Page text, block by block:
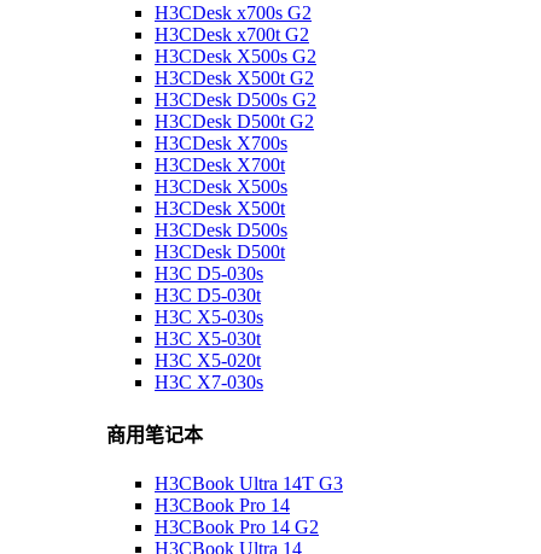
H3CDesk x700s G2
H3CDesk x700t G2
H3CDesk X500s G2
H3CDesk X500t G2
H3CDesk D500s G2
H3CDesk D500t G2
H3CDesk X700s
H3CDesk X700t
H3CDesk X500s
H3CDesk X500t
H3CDesk D500s
H3CDesk D500t
H3C D5-030s
H3C D5-030t
H3C X5-030s
H3C X5-030t
H3C X5-020t
H3C X7-030s
商用笔记本
H3CBook Ultra 14T G3
H3CBook Pro 14
H3CBook Pro 14 G2
H3CBook Ultra 14